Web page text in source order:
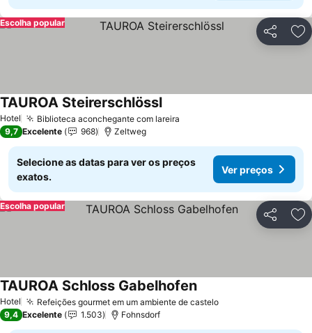
Partilhar
Escolha popular
Hotel Biblioteca aconchegante com lareira
TAUROA Steirerschlössl
9,7 Excelente 968 Zeltweg
Selecione as datas para ver os preços
exatos.
Ver preços
Partilhar
Escolha popular
Hotel Refeições gourmet em um ambiente de castelo
TAUROA Schloss Gabelhofen
9,4 Excelente 1.503 Fohnsdorf